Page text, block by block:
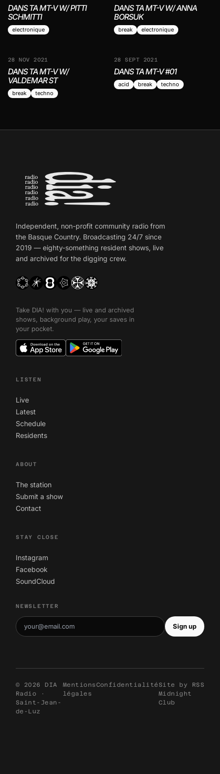
DANS TA MT-V W/ PITTI
SCHMITTI
electronique
DANS TA MT-V W/ ANNA
BORSUK
break electronique
28 NOV 2021
DANS TA MT-V W/
VALDEMAR ST
break techno
28 SEPT 2021
DANS TA MT-V #01
acid break techno
Independent, non-profit community radio from
the Basque Country. Broadcasting 24/7 since
2019 — eighty-something resident shows, live
and archived for the digging crew.
Take DIA! with you — live and archived
shows, background play, your saves in
your pocket.
LISTEN
Live
Latest
Schedule
Residents
ABOUT
The station
Submit a show
Contact
STAY CLOSE
Instagram
Facebook
SoundCloud
NEWSLETTER
Sign up
© 2026 DIA
Radio ·
Saint-Jean-
de-Luz
Mentions
légales
Confidentialité Site by
Midnight
Club
RSS